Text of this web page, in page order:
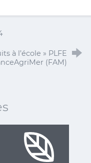
à l’école » PLFE
(FAM)